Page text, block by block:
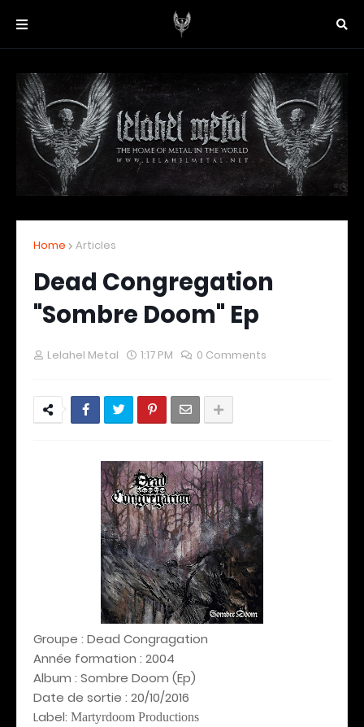
Home Articles
Dead Congregation
"Sombre Doom" Ep
Lelahel Metal 1:17 PM 0 Comments
Groupe : Dead Congragation
Année formation : 2004
Album : Sombre Doom (Ep)
Date de sortie : 20/10/2016
Label: Martyrdoom Productions